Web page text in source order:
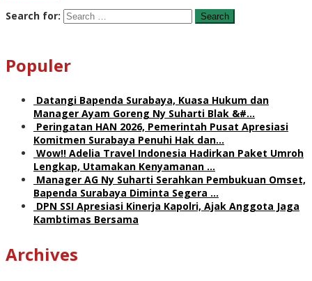
Search for:
Populer
Datangi Bapenda Surabaya, Kuasa Hukum dan
Manager Ayam Goreng Ny Suharti Blak &#…
Peringatan HAN 2026, Pemerintah Pusat Apresiasi
Komitmen Surabaya Penuhi Hak dan…
Wow!! Adelia Travel Indonesia Hadirkan Paket Umroh
Lengkap, Utamakan Kenyamanan …
Manager AG Ny Suharti Serahkan Pembukuan Omset,
Bapenda Surabaya Diminta Segera …
DPN SSI Apresiasi Kinerja Kapolri, Ajak Anggota Jaga
Kambtimas Bersama
Archives